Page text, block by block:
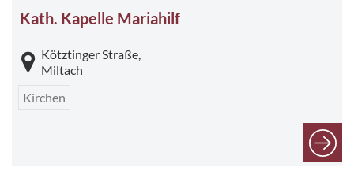
Kath. Kapelle Mariahilf
Kötztinger Straße,
Miltach
Kirchen